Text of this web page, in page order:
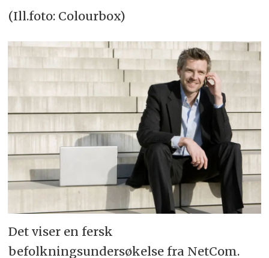
(Ill.foto: Colourbox)
Det viser en fersk
befolkningsundersøkelse fra NetCom.